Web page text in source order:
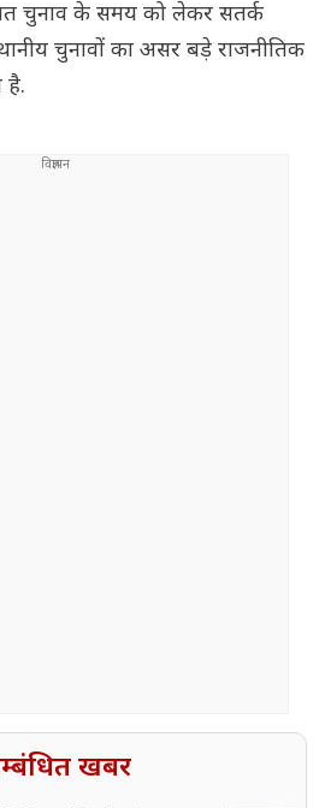
चुनाव के समय को लेकर सतर्क
चुनावों का असर बड़े राजनीतिक
है.
खबर